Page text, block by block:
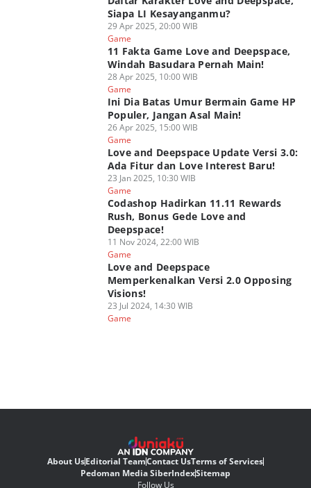
Siapa LI Kesayanganmu?
29 Apr 2025, 20:00 WIB
Game
11 Fakta Game Love and Deepspace,
Windah Basudara Pernah Main!
28 Apr 2025, 10:00 WIB
Game
Ini Dia Batas Umur Bermain Game HP
Populer, Jangan Asal Main!
26 Apr 2025, 15:00 WIB
Game
Love and Deepspace Update Versi 3.0:
Ada Fitur dan Love Interest Baru!
23 Jan 2025, 10:30 WIB
Game
Codashop Hadirkan 11.11 Rewards
Rush, Bonus Gede Love and
Deepspace!
11 Nov 2024, 22:00 WIB
Game
Love and Deepspace
Memperkenalkan Versi 2.0 Opposing
Visions!
23 Jul 2024, 14:30 WIB
Game
About UsEditorial TeamContact UsTerms of Services
Pedoman Media SiberIndexSitemap
Follow Us